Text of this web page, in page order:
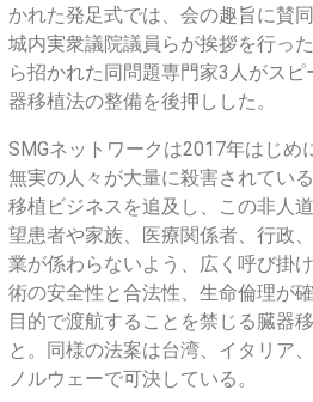
日
本
が
係
わ
ら
な
い
かれた発足式では、会の趣旨に賛
城内実衆議院議員らが挨拶を行っ
ら招かれた同問題専門家3人がス
器移植法の整備を後押しした。
SMGネットワークは2017年はじめ
無実の人々が大量に殺害されてい
移植ビジネスを追及し、この非人
望患者や家族、医療関係者、行政
業が係わらないよう、広く呼び掛
術の安全性と合法性、生命倫理が
目的で渡航することを禁じる臓器
と。同様の法案は台湾、イタリア
ノルウェーで可決している。